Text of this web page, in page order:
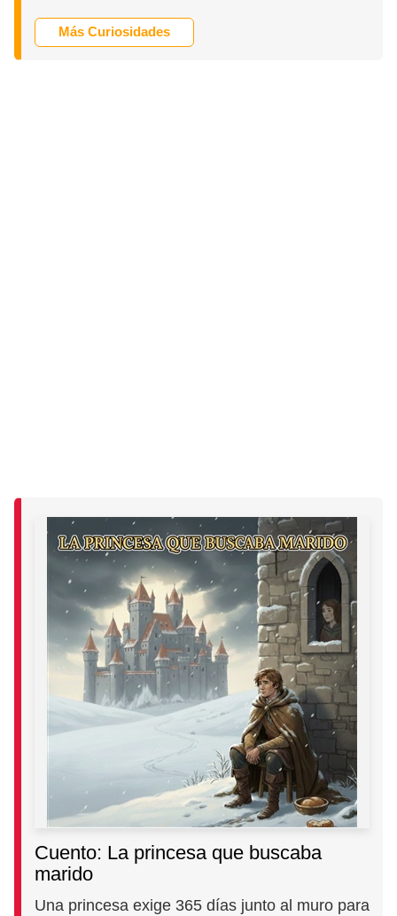
Más Curiosidades
Cuento: La princesa que buscaba
marido
Una princesa exige 365 días junto al muro para